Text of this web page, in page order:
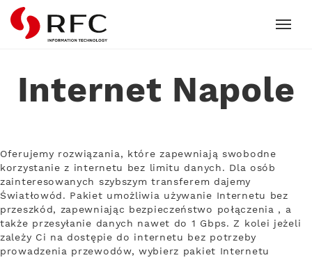
RFC
Internet Napole
Oferujemy rozwiązania, które zapewniają swobodne
korzystanie z internetu bez limitu danych. Dla osób
zainteresowanych szybszym transferem dajemy
Światłowód. Pakiet umożliwia używanie Internetu bez
przeszkód, zapewniając bezpieczeństwo połączenia , a
także przesyłanie danych nawet do 1 Gbps. Z kolei jeżeli
zależy Ci na dostępie do internetu bez potrzeby
prowadzenia przewodów, wybierz pakiet Internetu